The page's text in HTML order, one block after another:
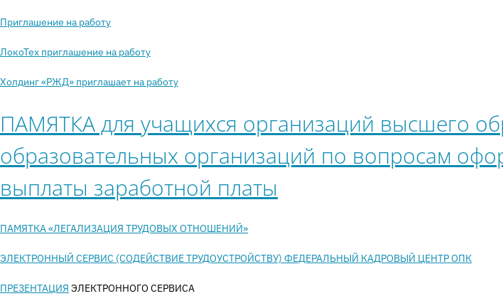
Приглашение на работу
ЛокоТех приглашение на работу
Холдинг «РЖД» приглашает на работу
ПАМЯТКА для учащихся организаций высшего
образовательных организаций по вопросам
выплаты заработной платы
ПАМЯТКА «ЛЕГАЛИЗАЦИЯ ТРУДОВЫХ ОТНОШЕНИЙ»
ЭЛЕКТРОННЫЙ СЕРВИС (СОДЕЙСТВИЕ ТРУДОУСТРОЙСТВУ) ФЕДЕРАЛЬНЫЙ КАДРОВЫЙ ЦЕНТР ОПК
ПРЕЗЕНТАЦИЯ ЭЛЕКТРОННОГО СЕРВИСА